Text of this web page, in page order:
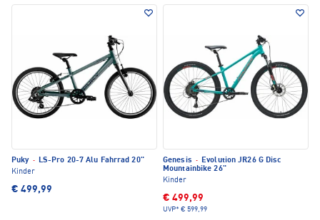
Puky · LS-Pro 20-7 Alu Fahrrad 20"
Kinder
€ 499,99
Genesis · Evolution JR26 G Disc
Mountainbike 26"
Kinder
€ 499,99
UVP* € 599,99